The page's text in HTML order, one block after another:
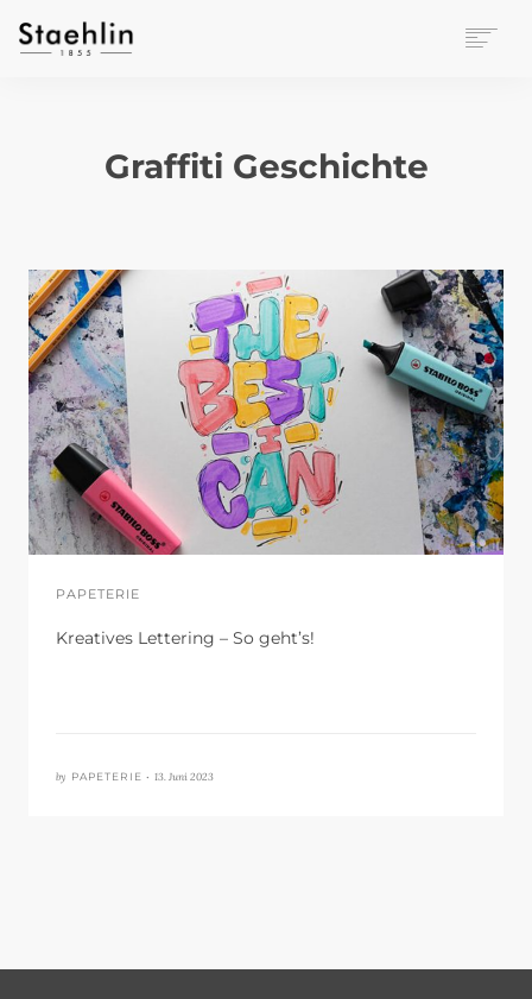
VERANSTALTUNGEN
Graffiti Geschichte
PAPETERIE
Kreatives Lettering – So geht’s!
by PAPETERIE • 13. Juni 2023